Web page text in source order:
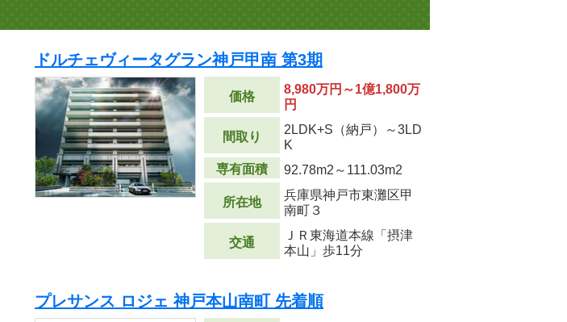
ドルチェヴィータグラン神戸甲南 第3期
価格
8,980万円～1億1,800万
円
間取り
2LDK+S（納戸）～3LD
K
専有面積
92.78m2 ～111.03m2
所在地
兵庫県神戸市東灘区甲
南町３
交通
ＪＲ東海道本線「摂津
本山」歩11分
プレサンス ロジェ 神戸本山南町 先着順